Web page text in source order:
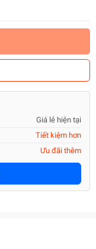
Giá lẻ hiện tại
Tiết kiệm hơn
Ưu đãi thêm